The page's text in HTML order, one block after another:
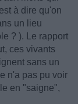
à dire qu'on
un lieu
? ). Le rapport
ces vivants
sans un
n'a pas pu voir
en "saigne",